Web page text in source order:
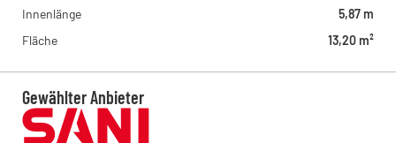
Innenlänge
5,87 m
Fläche
13,20 m²
Gewählter Anbieter